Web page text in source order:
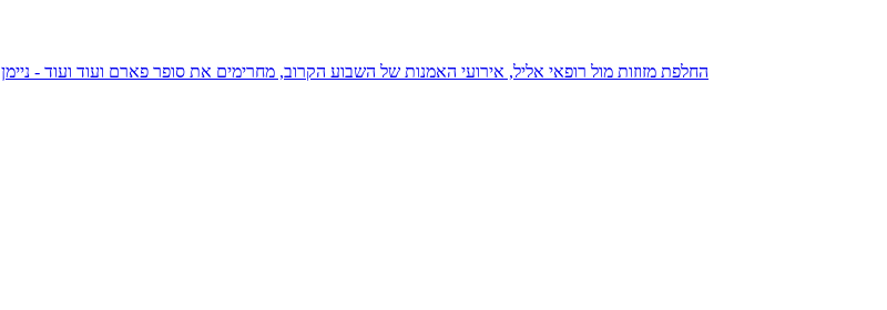
נגנז בגנזך 20.08.2015: כנס D23, החלפת מזוזות מול רופאי אליל, אירועי האמנות של השבוע הקרוב, מחרימים את סופר פארם ועוד ועוד - ניימן